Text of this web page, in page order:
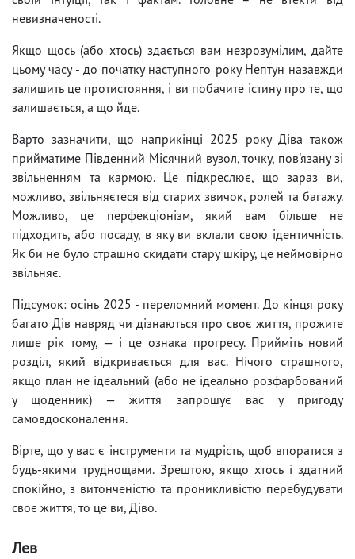
невизначеності.
Якщо щось (або хтось) здається вам незрозумілим, дайте
цьому часу - до початку наступного року Нептун назавжди
залишить це протистояння, і ви побачите істину про те, що
залишається, а що йде.
Варто зазначити, що наприкінці 2025 року Діва також
прийматиме Південний Місячний вузол, точку, пов'язану зі
звільненням та кармою. Це підкреслює, що зараз ви,
можливо, звільняєтеся від старих звичок, ролей та багажу.
Можливо, це перфекціонізм, який вам більше не
підходить, або посаду, в яку ви вклали свою ідентичність.
Як би не було страшно скидати стару шкіру, це неймовірно
звільняє.
Підсумок: осінь 2025 - переломний момент. До кінця року
багато Дів навряд чи дізнаються про своє життя, прожите
лише рік тому, — і це ознака прогресу. Прийміть новий
розділ, який відкривається для вас. Нічого страшного,
якщо план не ідеальний (або не ідеально розфарбований
у щоденник) — життя запрошує вас у пригоду
самовдосконалення.
Вірте, що у вас є інструменти та мудрість, щоб впоратися з
будь-якими труднощами. Зрештою, якщо хтось і здатний
спокійно, з витонченістю та проникливістю перебудувати
своє життя, то це ви, Діво.
Лев